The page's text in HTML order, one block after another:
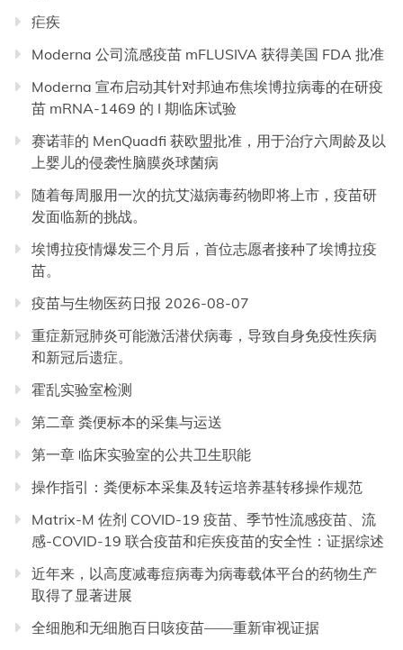
疟疾
Moderna 公司流感疫苗 mFLUSIVA 获得美国 FDA 批准
Moderna 宣布启动其针对邦迪布焦埃博拉病毒的在研疫
苗 mRNA-1469 的 I 期临床试验
赛诺菲的 MenQuadfi 获欧盟批准，用于治疗六周龄及以
上婴儿的侵袭性脑膜炎球菌病
随着每周服用一次的抗艾滋病毒药物即将上市，疫苗研
发面临新的挑战。
埃博拉疫情爆发三个月后，首位志愿者接种了埃博拉疫
苗。
疫苗与生物医药日报 2026-08-07
重症新冠肺炎可能激活潜伏病毒，导致自身免疫性疾病
和新冠后遗症。
霍乱实验室检测
第二章 粪便标本的采集与运送
第一章 临床实验室的公共卫生职能
操作指引：粪便标本采集及转运培养基转移操作规范
Matrix-M 佐剂 COVID-19 疫苗、季节性流感疫苗、流
感-COVID-19 联合疫苗和疟疾疫苗的安全性：证据综述
近年来，以高度减毒痘病毒为病毒载体平台的药物生产
取得了显著进展
全细胞和无细胞百日咳疫苗——重新审视证据